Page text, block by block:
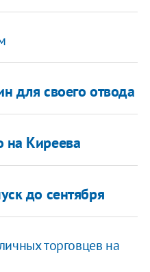
для своего отвода
на Киреева
до сентября
торговцев на